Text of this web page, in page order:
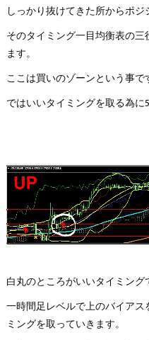
しっかり抜けてきた所からポジ
そのタイミング一目均衡表の
ます。
ここは買いのゾーンという事で
ではいいタイミングを取る為に
白丸のところがいいタイミング
一時間足レベルで上のバイア
ミングを取っていきます。